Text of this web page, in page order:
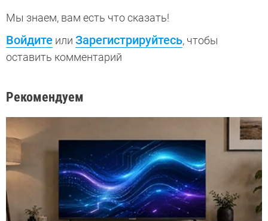
Мы знаем, вам есть что сказать!
Войдите или Зарегистрируйтесь, чтобы
оставить комментарий
Рекомендуем